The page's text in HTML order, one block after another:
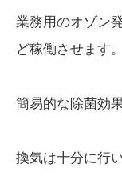
業務用のオゾン
ど稼働させます。
簡易的な除菌効
換気は十分に行